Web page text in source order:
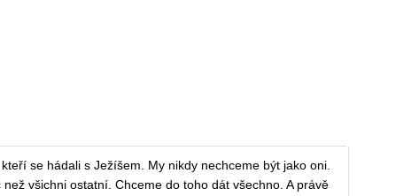
se hádali s Ježíšem. My nikdy nechceme být jako oni.
všichni ostatní. Chceme do toho dát všechno. A právě